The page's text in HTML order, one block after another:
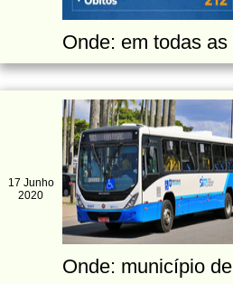
Onde: em todas
17 Junho
2020
Onde: município